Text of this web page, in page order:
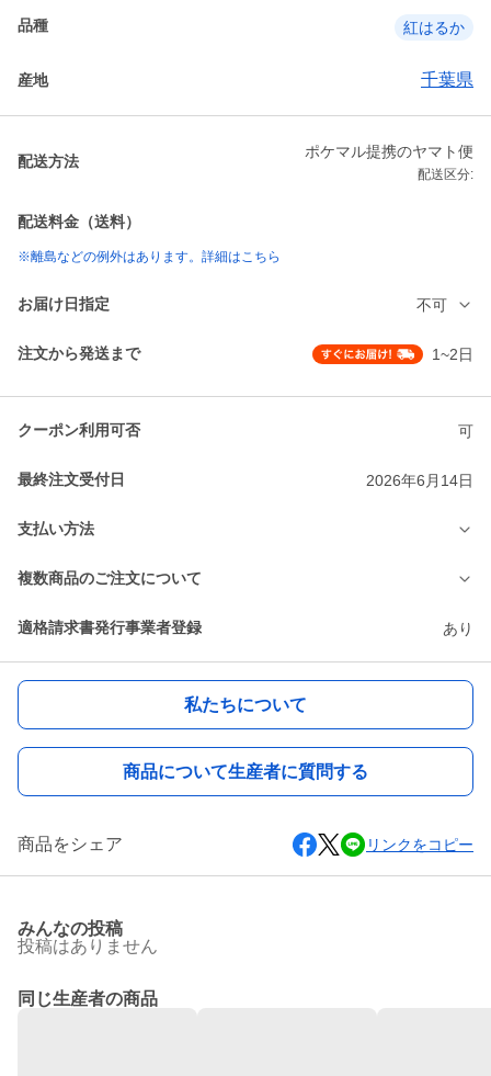
品種 紅はるか
産地 千葉県
配送方法
ポケマル提携のヤマト便
配送区分:
配送料金（送料）
※離島などの例外はあります。詳細はこちら
お届け日指定 不可
注文から発送まで 1~2日
クーポン利用可否 可
最終注文受付日 2026年6月14日
支払い方法
複数商品のご注文について
適格請求書発行事業者登録 あり
私たちについて
商品について生産者に質問する
商品をシェア リンクをコピー
みんなの投稿
投稿はありません
同じ生産者の商品